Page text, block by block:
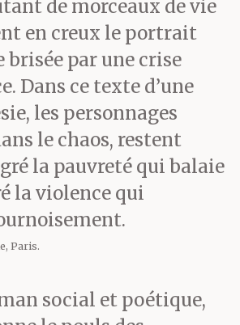
et pensait à
qui devait être
des
à la table
les bras
les yeux
une table
de nourriture. Il
où trouver
de morceaux de vie
en creux le portrait
brisée par une crise
Dans ce texte d’une
les personnages
le chaos, restent
la pauvreté qui balaie
la violence qui
Paris.
social et poétique,